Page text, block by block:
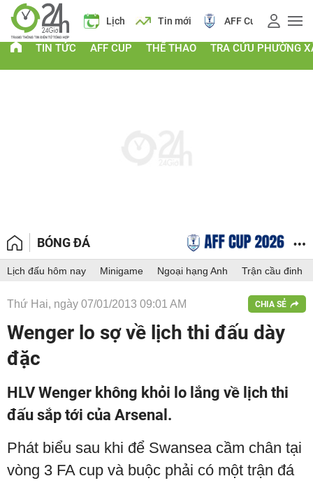
Lịch Tin mới AFF Cup Điểm chuẩn 2026
TIN TỨC AFF CUP THỂ THAO TRA CỨU PHƯỜNG
BÓNG ĐÁ
Lịch đấu hôm nay Minigame Ngoại hạng Anh Trận cầu đinh
Thứ Hai, ngày 07/01/2013 09:01 AM CHIA SẺ
Wenger lo sợ về lịch thi đấu dày
đặc
HLV Wenger không khỏi lo lắng về lịch thi
đấu sắp tới của Arsenal.
Phát biểu sau khi để Swansea cầm chân tại
vòng 3 FA cup và buộc phải có một trận đá